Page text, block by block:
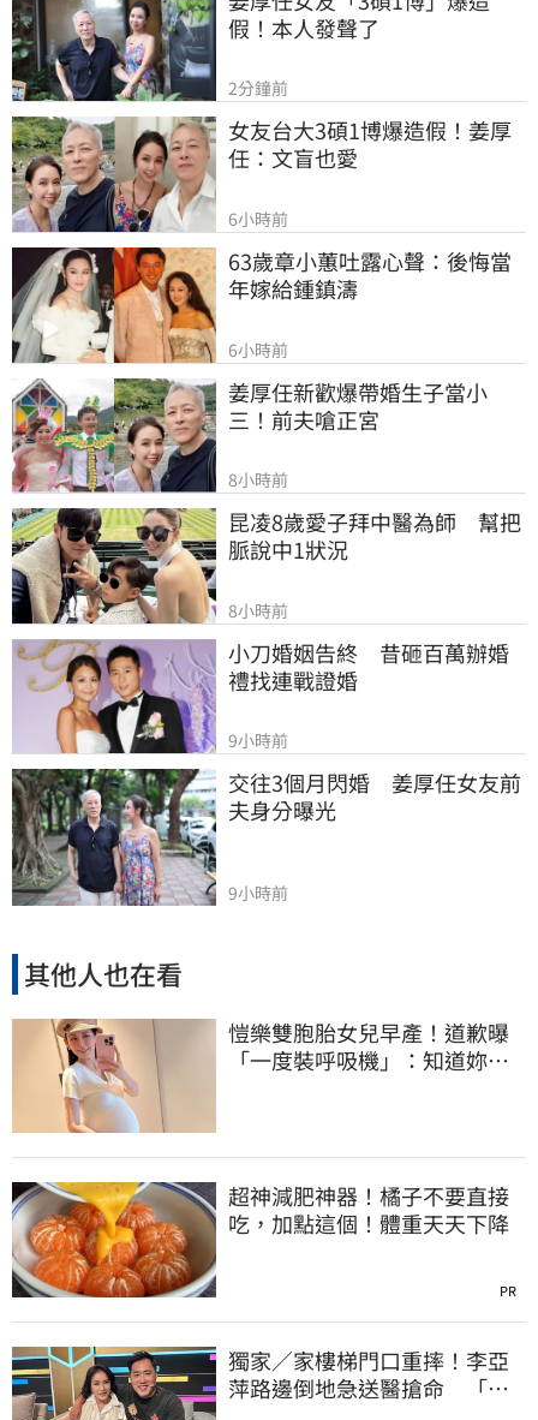
假！本人發聲了
2分鐘前
女友台大3碩1博爆造假！姜厚
任：文盲也愛
6小時前
63歲章小蕙吐露心聲：後悔當
年嫁給鍾鎮濤
6小時前
姜厚任新歡爆帶婚生子當小
三！前夫嗆正宮
8小時前
昆凌8歲愛子拜中醫為師　幫把
脈說中1狀況
8小時前
小刀婚姻告終　昔砸百萬辦婚
禮找連戰證婚
9小時前
交往3個月閃婚　姜厚任女友前
夫身分曝光
9小時前
其他人也在看
愷樂雙胞胎女兒早產！道歉曝
「一度裝呼吸機」：知道妳們
超神減肥神器！橘子不要直接
吃，加點這個！體重天天下降
PR
獨家／家樓梯門口重摔！李亞
萍路邊倒地急送醫搶命 「最